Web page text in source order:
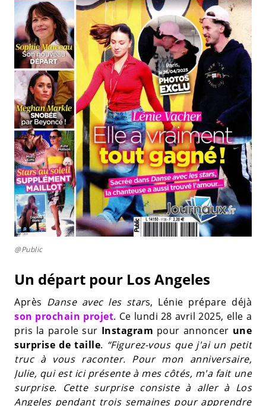
@Public
Un départ pour Los Angeles
Après Danse avec les stars, Lénie prépare déjà
son prochain projet. Ce lundi 28 avril 2025, elle a
pris la parole sur Instagram pour annoncer une
surprise de taille. “Figurez-vous que j'ai un petit
truc à vous raconter. Pour mon anniversaire,
Julie, qui est ici présente à mes côtés, m'a fait une
surprise. Cette surprise consiste à aller à Los
Angeles pendant trois semaines pour apprendre